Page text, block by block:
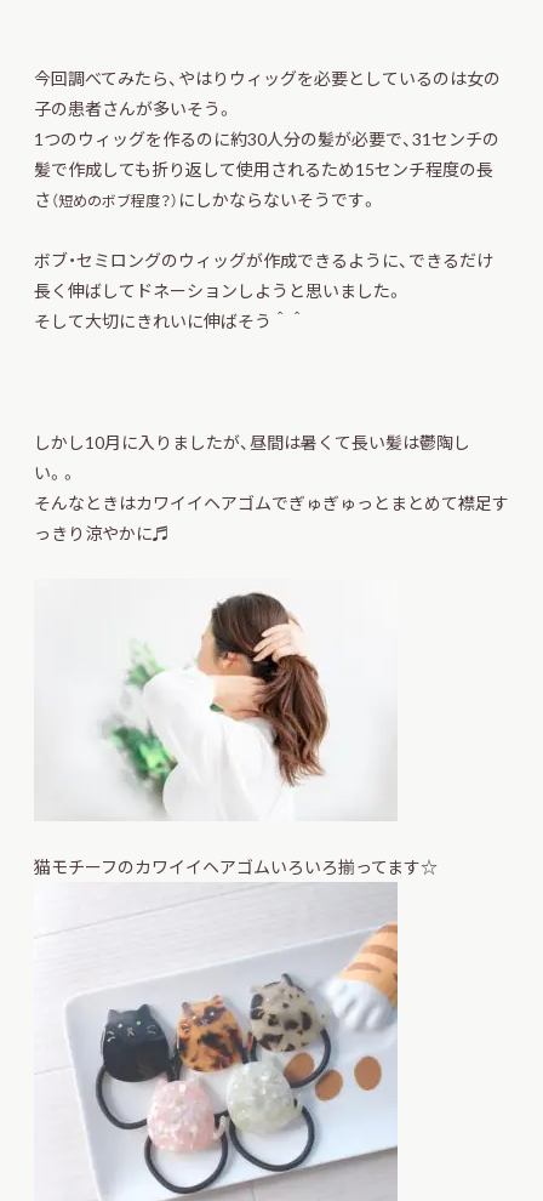
今回調べてみたら、やはりウィッグを必要としているのは女の
子の患者さんが多いそう。
1つのウィッグを作るのに約30人分の髪が必要で、31センチの
髪で作成しても折り返して使用されるため15センチ程度の長
さ（短めのボブ程度？） にしかならないそうです。
ボブ・セミロングのウィッグが作成できるように、できるだけ
長く伸ばしてドネーションしようと思いました。
そして大切にきれいに伸ばそう＾＾
しかし10月に入りましたが、昼間は暑くて長い髪は鬱陶し
い。。
そんなときはカワイイヘアゴムでぎゅぎゅっとまとめて襟足す
っきり涼やかに♬
猫モチーフのカワイイヘアゴムいろいろ揃ってます☆